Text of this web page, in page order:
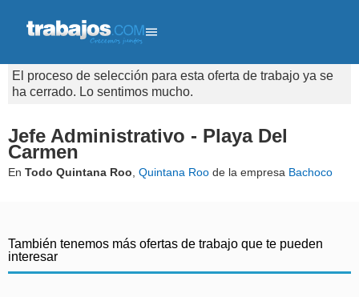
El proceso de selección para esta oferta de trabajo ya se
ha cerrado. Lo sentimos mucho.
Jefe Administrativo - Playa Del
Carmen
En Todo Quintana Roo Quintana Roo de la empresa Bachoco
También tenemos más ofertas de trabajo que te pueden
interesar